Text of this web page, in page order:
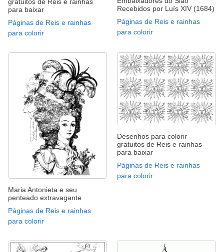
para baixar
Páginas de Reis e rainhas
para colorir
Recebidos por Luís XIV (1684)
Páginas de Reis e rainhas
para colorir
Maria Antonieta e seu
penteado extravagante
Páginas de Reis e rainhas
para colorir
Desenhos para colorir
gratuitos de Reis e rainhas
para baixar
Páginas de Reis e rainhas
para colorir